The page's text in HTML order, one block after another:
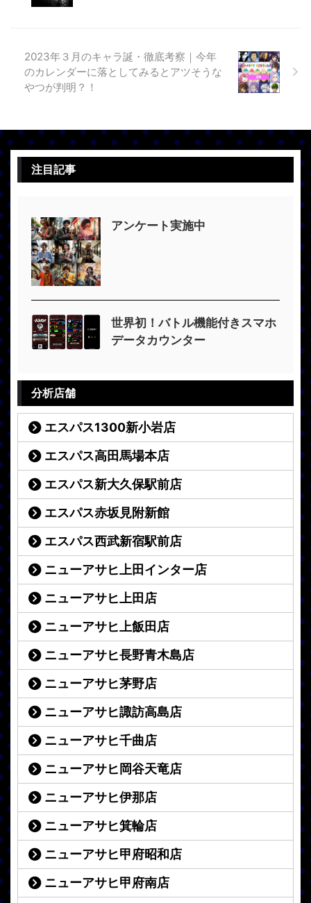
2023年３月のキャラ誕・徹底考察｜今年
のカレンダーに落としてみるとアツそうな
やつが判明？！
注目記事
アンケート実施中
世界初！バトル機能付きスマホ
データカウンター
分析店舗
エスパス1300新小岩店
エスパス高田馬場本店
エスパス新大久保駅前店
エスパス赤坂見附新館
エスパス西武新宿駅前店
ニューアサヒ上田インター店
ニューアサヒ上田店
ニューアサヒ上飯田店
ニューアサヒ長野青木島店
ニューアサヒ茅野店
ニューアサヒ諏訪高島店
ニューアサヒ千曲店
ニューアサヒ岡谷天竜店
ニューアサヒ伊那店
ニューアサヒ箕輪店
ニューアサヒ甲府昭和店
ニューアサヒ甲府南店